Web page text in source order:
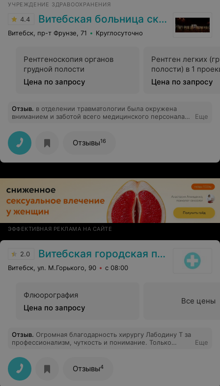
УЧРЕЖДЕНИЕ ЗДРАВООХРАНЕНИЯ
4.4 Витебская больница скорой помощи
Витебск, пр-т Фрунзе, 71 Круглосуточно
Рентгеноскопия органов
грудной полости
Цена по запросу
Рентген легких
полости) в 1
Цена по запросу
Отзыв. в отделении травматологии была окружена
вниманием и заботой всего медицинского персонала.
кудесникам, настоящим профессионалам!
Еще
Отзывы16
ЭФФЕКТИВНАЯ РЕКЛАМА НА САЙТЕ
2.0 Витебская городская поликлиника №2
Витебск, ул. М.Горького, 90 с 08:00
Флюорография
Цена по запросу
Все цены
Отзыв. Огромная благодарность хирургу Лабодину Т за
профессионализм, чуткость и понимание. Только
инвалидности...
Еще
Отзывы4